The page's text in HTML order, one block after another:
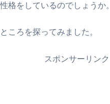
格をしているのでしょうか。
ころを探ってみました。
スポンサーリンク